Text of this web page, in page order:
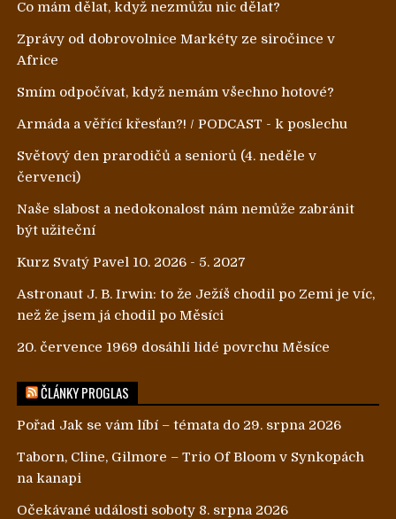
Co mám dělat, když nezmůžu nic dělat?
Zprávy od dobrovolnice Markéty ze siročince v
Africe
Smím odpočívat, když nemám všechno hotové?
Armáda a věřící křesťan?! / PODCAST - k poslechu
Světový den prarodičů a seniorů (4. neděle v
červenci)
Naše slabost a nedokonalost nám nemůže zabránit
být užiteční
Kurz Svatý Pavel 10. 2026 - 5. 2027
Astronaut J. B. Irwin: to že Ježíš chodil po Zemi je víc,
než že jsem já chodil po Měsíci
20. července 1969 dosáhli lidé povrchu Měsíce
ČLÁNKY PROGLAS
Pořad Jak se vám líbí – témata do 29. srpna 2026
Taborn, Cline, Gilmore – Trio Of Bloom v Synkopách
na kanapi
Očekávané události soboty 8. srpna 2026